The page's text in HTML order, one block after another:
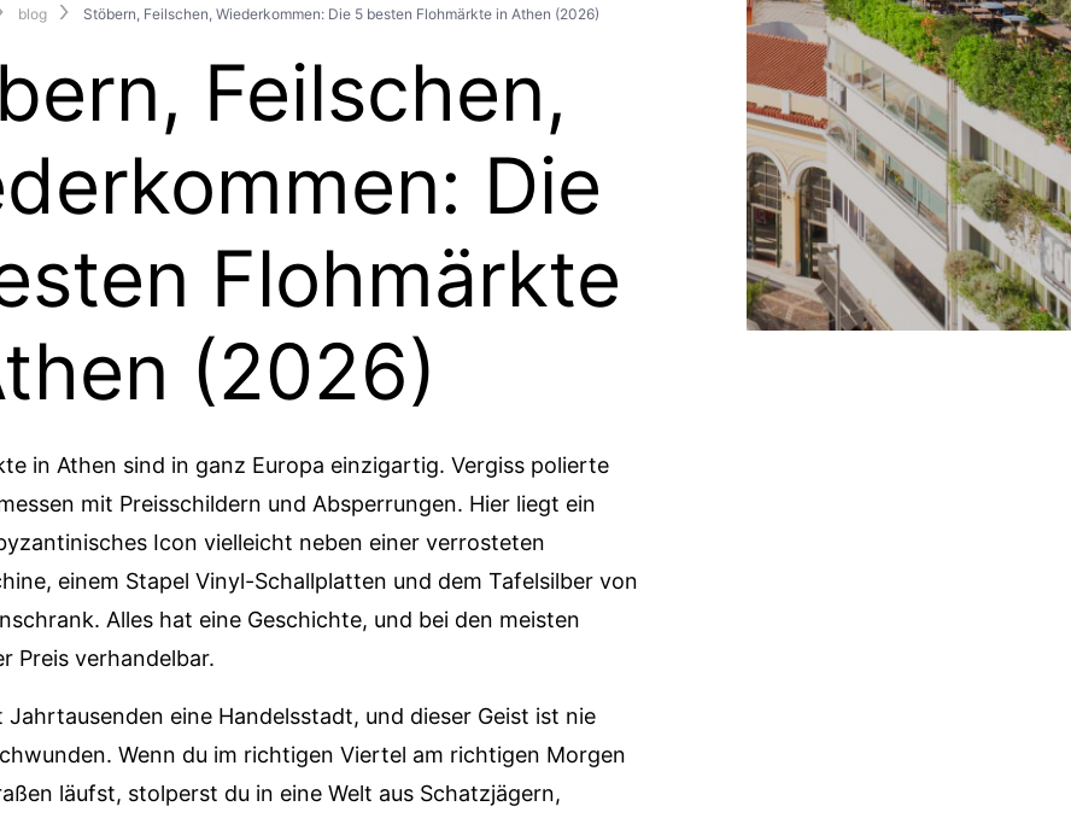
blog Stöbern, Feilschen, Wiederkommen: Die 5 besten Flohmärkte in Athen (2026)
Feilschen,
Die
Flohmärkte
(2026)
in Athen sind in ganz Europa einzigartig. Vergiss polierte
mit Preisschildern und Absperrungen. Hier liegt ein
Icon vielleicht neben einer verrosteten
einem Stapel Vinyl-Schallplatten und dem Tafelsilber von
Alles hat eine Geschichte, und bei den meisten
Preis verhandelbar.
Jahrtausenden eine Handelsstadt, und dieser Geist ist nie
Wenn du im richtigen Viertel am richtigen Morgen
läufst, stolperst du in eine Welt aus Schatzjägern,